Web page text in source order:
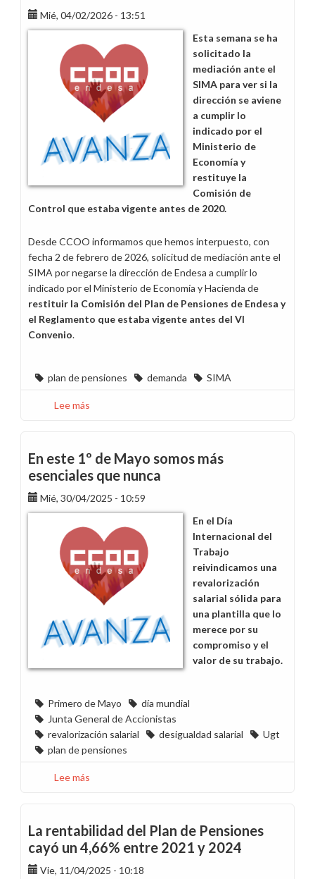
acuerdo
por
el
Plan
de
Pensiones en
el
SIMA
Mié, 04/02/2026 - 13:51
Esta semana se ha
solicitado la
mediación ante el
SIMA para ver si la
dirección se aviene
a cumplir lo
indicado por el
Ministerio de
Economía y
restituye la
Comisión de
Control que estaba vigente antes de 2020.
Desde CCOO informamos que hemos interpuesto, con
fecha 2 de febrero de 2026, solicitud de mediación ante el
SIMA por negarse la dirección de Endesa a cumplir lo
indicado por el Ministerio de Economía y Hacienda de
restituir la Comisión del Plan de Pensiones de Endesa y
el Reglamento que estaba vigente antes del VI
Convenio.
plan de pensiones demanda SIMA
Lee más
demanda
por
el
Plan
de
Pensiones
En este 1º de Mayo somos más
esenciales que nunca
Mié, 30/04/2025 - 10:59
En el Día
Internacional del
Trabajo
reivindicamos una
revalorización
salarial sólida para
una plantilla que lo
merece por su
compromiso y el
valor de su trabajo.
Primero de Mayo
día mundial
Junta General de Accionistas
revalorización salarial
desigualdad salarial
Ugt
plan de pensiones
Lee más
1º
de
Mayo
somos
La rentabilidad del Plan de Pensiones
cayó un 4,66% entre 2021 y 2024
Vie, 11/04/2025 - 10:18